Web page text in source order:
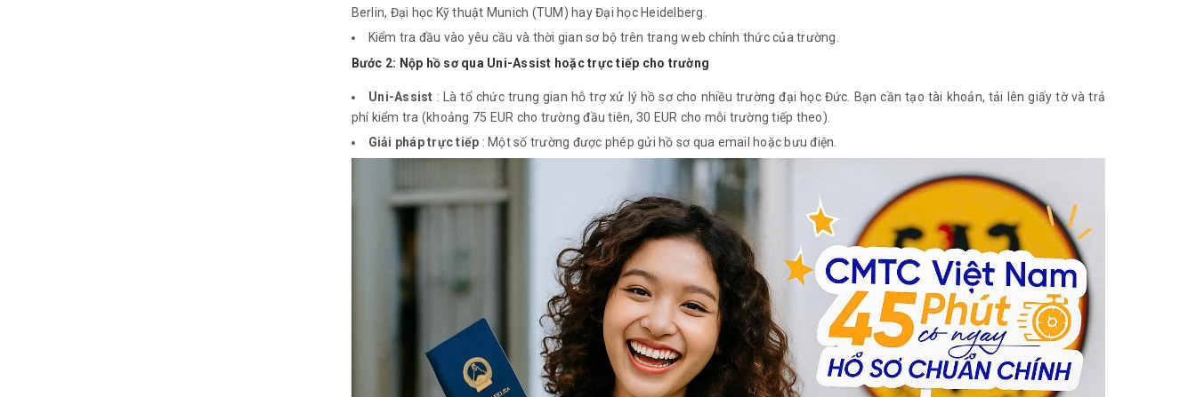
Berlin, Đại học Kỹ thuật Munich (TUM) hay Đại học Heidelberg.
Kiểm tra đầu vào yêu cầu và thời gian sơ bộ trên trang web chính thức của trường.
Bước 2: Nộp hồ sơ qua Uni-Assist hoặc trực tiếp cho trường
Uni-Assist : Là tổ chức trung gian hỗ trợ xử lý hồ sơ cho nhiều trường đại học Đức. Bạn cần tạo tài khoản, tải lên giấy tờ và trả
phí kiểm tra (khoảng 75 EUR cho trường đầu tiên, 30 EUR cho mỗi trường tiếp theo).
Giải pháp trực tiếp : Một số trường được phép gửi hồ sơ qua email hoặc bưu điện.